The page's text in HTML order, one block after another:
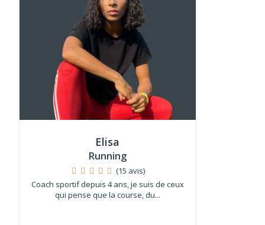
Elisa
Running
(15 avis)
Coach sportif depuis 4 ans, je suis de ceux
qui pense que la course, du...